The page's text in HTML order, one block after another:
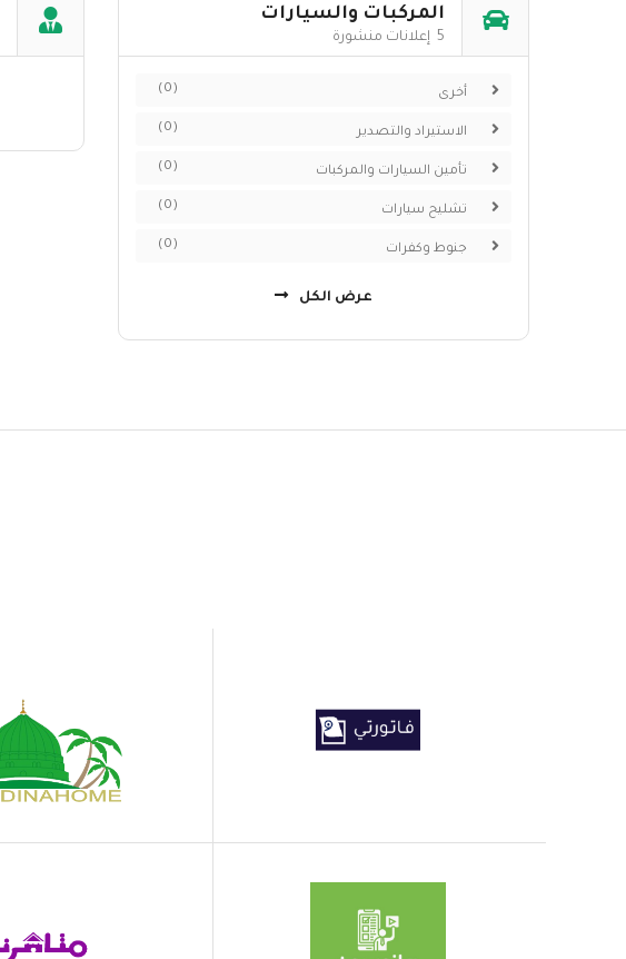
المركبات والسيارات
5 إعلانات منشورة
أخرى (0)
الاستيراد والتصدير (0)
تأمين السيارات والمركبات (0)
تشليح سيارات (0)
جنوط وكفرات (0)
عرض الكل